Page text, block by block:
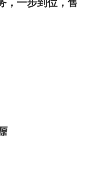
，一步到位，售